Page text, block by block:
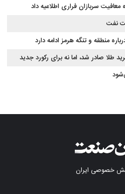
سربازان فراری اطلاعیه داد
نفت
منطقه و تنگه هرمز ادامه دارد
طلا صادر شد، اما نه برای رکورد جدید
خصوصی ایران